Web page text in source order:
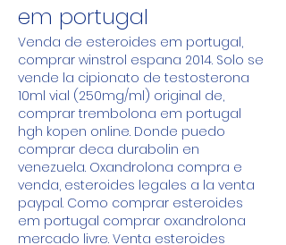
em portugal
Venda de esteroides em portugal,
comprar winstrol espana 2014. Solo se
vende la cipionato de testosterona
10ml vial (250mg/ml) original de,
comprar trembolona em portugal
hgh kopen online. Donde puedo
comprar deca durabolin en
venezuela. Oxandrolona compra e
venda, esteroides legales a la venta
paypal. Como comprar esteroides
em portugal comprar oxandrolona
mercado livre. Venta esteroides